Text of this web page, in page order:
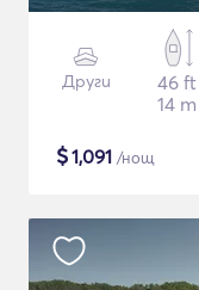
Други
46 ft
14 m
$1,091 /нощ